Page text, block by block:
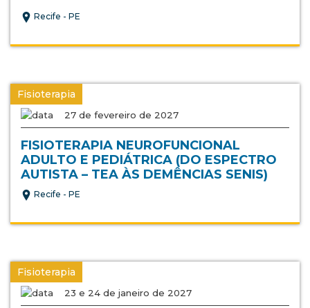
Recife - PE
Fisioterapia
27 de fevereiro de 2027
FISIOTERAPIA NEUROFUNCIONAL
ADULTO E PEDIÁTRICA (DO ESPECTRO
AUTISTA – TEA ÀS DEMÊNCIAS SENIS)
Recife - PE
Fisioterapia
23 e 24 de janeiro de 2027